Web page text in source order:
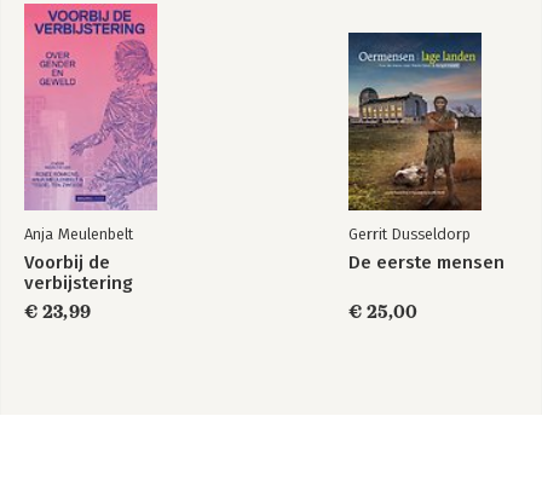
Anja Meulenbelt
Voorbij de
verbijstering
€ 23,99
Gerrit Dusseldorp
De eerste mensen
€ 25,00